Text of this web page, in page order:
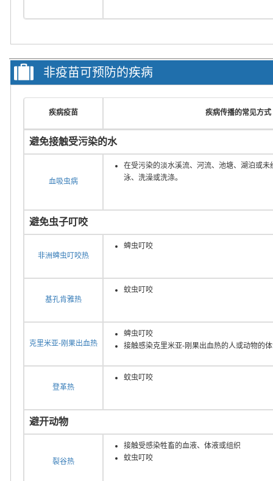
非疫苗可预防的疾病
疾病疫苗 疾病传播的常见方式
避免接触受污染的水
血吸虫病
在受污染的淡水溪流、河流、池塘、湖泊或
泳、洗澡或洗涤。
避免虫子叮咬
非洲蜱虫叮咬热
蜱虫叮咬
基孔肯雅热
蚊虫叮咬
克里米亚-刚果出血热
蜱虫叮咬
接触感染克里米亚-刚果出血热的人或动物的
登革热
蚊虫叮咬
避开动物
裂谷热
接触受感染牲畜的血液、体液或组织
蚊虫叮咬